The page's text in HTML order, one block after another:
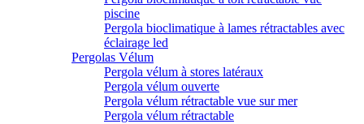
piscine
Pergola bioclimatique à lames rétractables avec
éclairage led
Pergolas Vélum
Pergola vélum à stores latéraux
Pergola vélum ouverte
Pergola vélum rétractable vue sur mer
Pergola vélum rétractable